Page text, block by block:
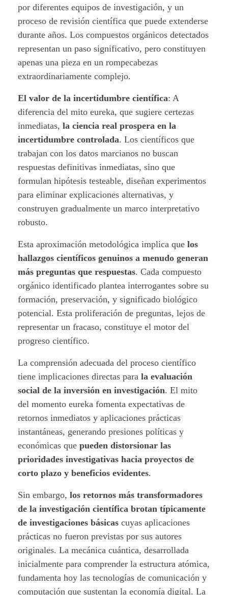
por diferentes equipos de investigación, y un
proceso de revisión científica que puede extenderse
durante años. Los compuestos orgánicos detectados
representan un paso significativo, pero constituyen
apenas una pieza en un rompecabezas
extraordinariamente complejo.
El valor de la incertidumbre científica: A
diferencia del mito eureka, que sugiere certezas
inmediatas, la ciencia real prospera en la
incertidumbre controlada. Los científicos que
trabajan con los datos marcianos no buscan
respuestas definitivas inmediatas, sino que
formulan hipótesis testeable, diseñan experimentos
para eliminar explicaciones alternativas, y
construyen gradualmente un marco interpretativo
robusto.
Esta aproximación metodológica implica que los
hallazgos científicos genuinos a menudo generan
más preguntas que respuestas. Cada compuesto
orgánico identificado plantea interrogantes sobre su
formación, preservación, y significado biológico
potencial. Esta proliferación de preguntas, lejos de
representar un fracaso, constituye el motor del
progreso científico.
La comprensión adecuada del proceso científico
tiene implicaciones directas para la evaluación
social de la inversión en investigación. El mito
del momento eureka fomenta expectativas de
retornos inmediatos y aplicaciones prácticas
instantáneas, generando presiones políticas y
económicas que pueden distorsionar las
prioridades investigativas hacia proyectos de
corto plazo y beneficios evidentes.
Sin embargo, los retornos más transformadores
de la investigación científica brotan típicamente
de investigaciones básicas cuyas aplicaciones
prácticas no fueron previstas por sus autores
originales. La mecánica cuántica, desarrollada
inicialmente para comprender la estructura atómica,
fundamenta hoy las tecnologías de comunicación y
computación que sustentan la economía digital. La